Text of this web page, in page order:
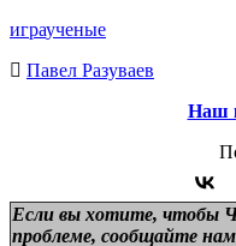
играученые
Павел Разуваев
Наш
Если вы хотите, чтобы
проблеме, сообщайте